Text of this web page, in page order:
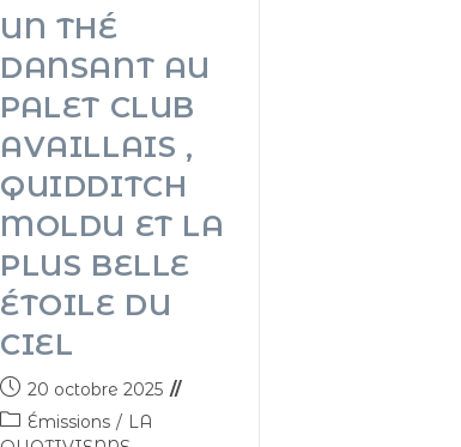
UN THÉ
DANSANT AU
PALET CLUB
AVAILLAIS ,
QUIDDITCH
MOLDU ET LA
PLUS BELLE
ÉTOILE DU
CIEL
20 octobre 2025
Émissions / LA